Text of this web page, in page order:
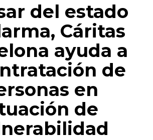
del estado
Cáritas
ayuda a
de
en
de